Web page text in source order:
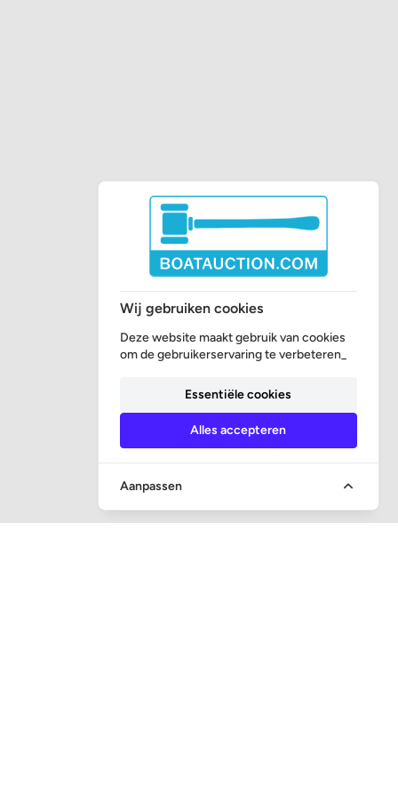
Wij gebruiken cookies
Deze website maakt gebruik van cookies
om de gebruikerservaring te verbeteren_
Essentiële cookies
Alles accepteren
Aanpassen